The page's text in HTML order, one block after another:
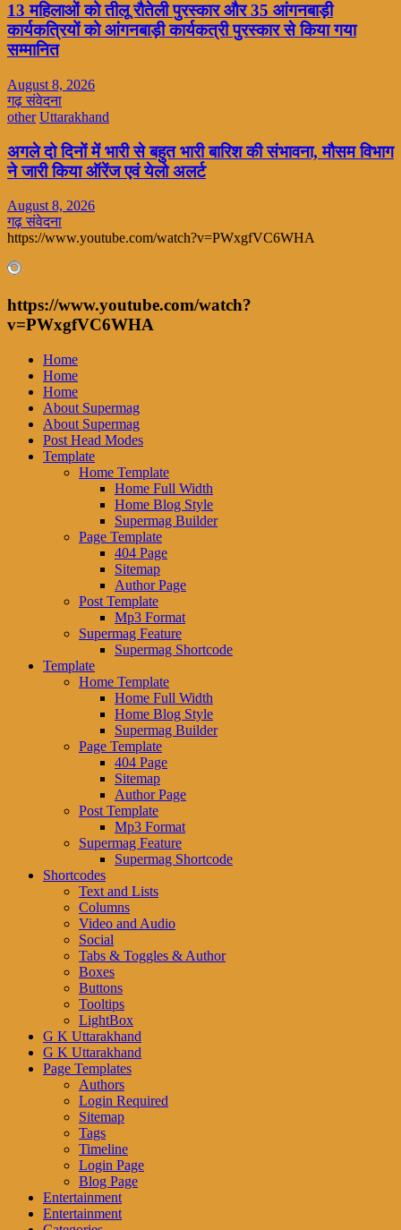
13 महिलाओं को तीलू रौतेली पुरस्कार और 35 आंगनबाड़ी
कार्यकत्रियों को आंगनबाड़ी कार्यकत्री पुरस्कार से किया गया
सम्मानित
August 8, 2026
गढ़ संवेदना
other Uttarakhand
अगले दो दिनों में भारी से बहुत भारी बारिश की संभावना, मौसम विभाग
ने जारी किया ऑरेंज एवं येलो अलर्ट
August 8, 2026
गढ़ संवेदना
https://www.youtube.com/watch?v=PWxgfVC6WHA
https://www.youtube.com/watch?
v=PWxgfVC6WHA
Home
Home
Home
About Supermag
About Supermag
Post Head Modes
Template
Home Template
Home Full Width
Home Blog Style
Supermag Builder
Page Template
404 Page
Sitemap
Author Page
Post Template
Mp3 Format
Supermag Feature
Supermag Shortcode
Template
Home Template
Home Full Width
Home Blog Style
Supermag Builder
Page Template
404 Page
Sitemap
Author Page
Post Template
Mp3 Format
Supermag Feature
Supermag Shortcode
Shortcodes
Text and Lists
Columns
Video and Audio
Social
Tabs & Toggles & Author
Boxes
Buttons
Tooltips
LightBox
G K Uttarakhand
G K Uttarakhand
Page Templates
Authors
Login Required
Sitemap
Tags
Timeline
Login Page
Blog Page
Entertainment
Entertainment